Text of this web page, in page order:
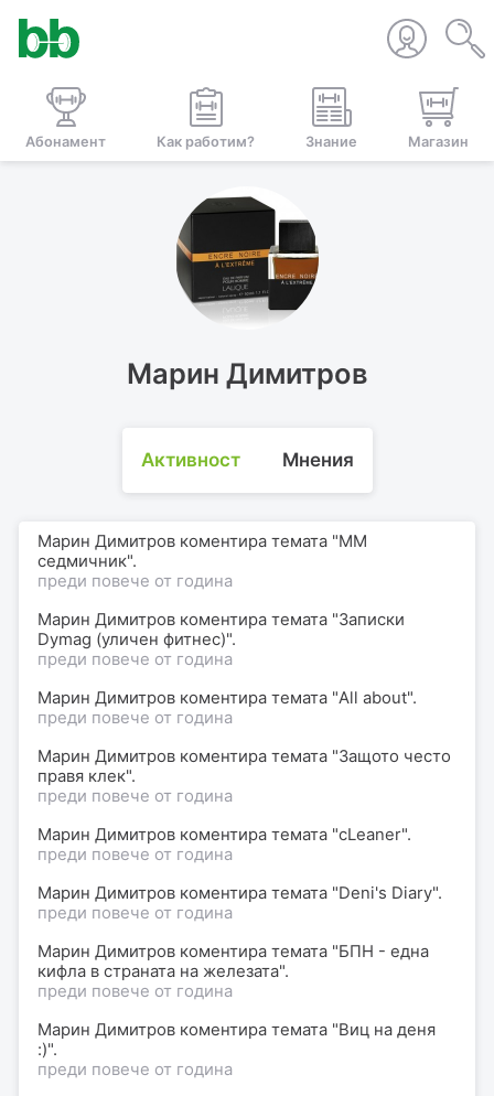
Абонамент Как работим? Знание Магазин
Марин Димитров
Активност Мнения
Марин Димитров коментира темата "MM
седмичник".
преди повече от година
Марин Димитров коментира темата "Записки
Dymag (уличен фитнес)".
преди повече от година
Марин Димитров коментира темата "All about".
преди повече от година
Марин Димитров коментира темата "Защото често
правя клек".
преди повече от година
Марин Димитров коментира темата "сLеаnеr".
преди повече от година
Марин Димитров коментира темата "Deni's Diary".
преди повече от година
Марин Димитров коментира темата "БПН - една
кифла в страната на железата".
преди повече от година
Марин Димитров коментира темата "Виц на деня
:)".
преди повече от година